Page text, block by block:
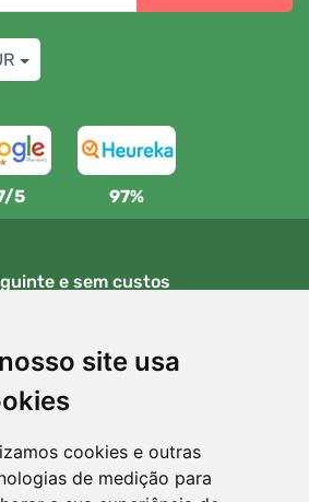
site usa
cookies e outras
de medição para
5 97%
e sem custos
encomendas superiores a 80 EUR
gratuitas
trocar a sua encomenda em qualquer
90 dias
plantamos uma árvore! Leia mais